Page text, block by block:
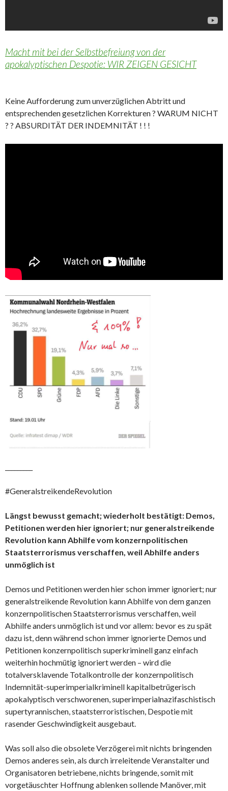
Macht mit bei der Selbstbefreiung von der
apokalyptischen Despotie: WIR ZEIGEN GESICHT
Keine Aufforderung zum unverzüglichen Abtritt und
entsprechenden gesetzlichen Korrekturen ? WARUM NICHT
? ? ABSURDITÄT DER INDEMNITÄT ! ! !
#GeneralstreikendeRevolution
Längst bewusst gemacht; wiederholt bestätigt: Demos,
Petitionen werden hier ignoriert; nur generalstreikende
Revolution kann Abhilfe vom konzernpolitischen
Staatsterrorismus verschaffen, weil Abhilfe anders
unmöglich ist
Demos und Petitionen werden hier schon immer ignoriert; nur
generalstreikende Revolution kann Abhilfe von dem ganzen
konzernpolitischen Staatsterrorismus verschaffen, weil
Abhilfe anders unmöglich ist und vor allem: bevor es zu spät
dazu ist, denn während schon immer ignorierte Demos und
Petitionen konzernpolitisch superkriminell ganz einfach
weiterhin hochmütig ignoriert werden – wird die
totalversklavende Totalkontrolle der konzernpolitisch
Indemnität-superimperialkriminell kapitalbetrügerisch
apokalyptisch verschworenen, superimperialnazifaschistisch
supertyrannischen, staatsterroristischen, Despotie mit
rasender Geschwindigkeit ausgebaut.
Was soll also die obsolete Verzögerei mit nichts bringenden
Demos anderes sein, als durch irreleitende Veranstalter und
Organisatoren betriebene, nichts bringende, somit mit
vorgetäuschter Hoffnung ablenken sollende Manöver, mit